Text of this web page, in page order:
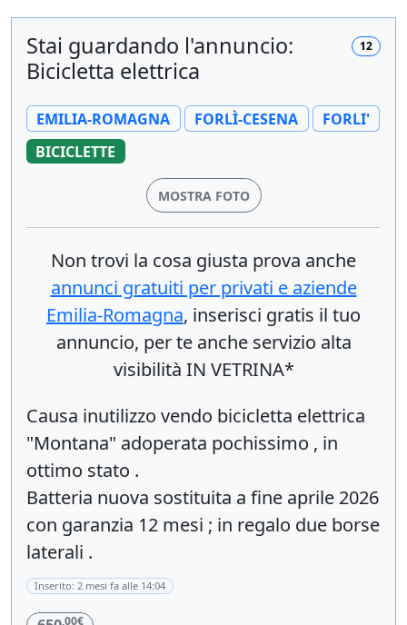
12
Stai guardando l'annuncio:
Bicicletta elettrica
EMILIA-ROMAGNA FORLÌ-CESENA
FORLI'
BICICLETTE
MOSTRA FOTO
Non trovi la cosa giusta prova anche
annunci gratuiti per privati e aziende
Emilia-Romagna, inserisci gratis il tuo
annuncio, per te anche servizio alta
visibilità IN VETRINA*
Causa inutilizzo vendo bicicletta elettrica
"Montana" adoperata pochissimo , in
ottimo stato .
Batteria nuova sostituita a fine aprile 2026
con garanzia 12 mesi ; in regalo due borse
laterali .
Inserito: 2 mesi fa alle 14:04
,00€